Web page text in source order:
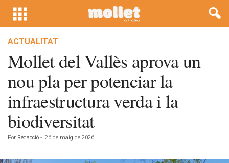
ACTUALITAT
Mollet del Vallès aprova un
nou pla per potenciar la
infraestructura verda i la
biodiversitat
Por Redacció - 26 de maig de 2026